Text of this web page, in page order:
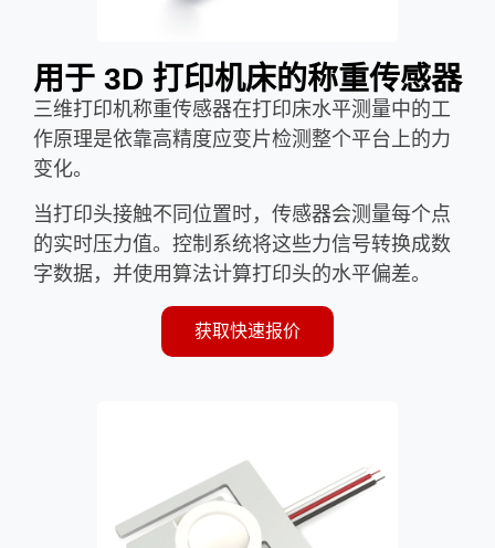
用于 3D 打印机床的称重传感器
三维打印机称重传感器在打印床水平测量中的工
作原理是依靠高精度应变片检测整个平台上的力
变化。
当打印头接触不同位置时，传感器会测量每个点
的实时压力值。控制系统将这些力信号转换成数
字数据，并使用算法计算打印头的水平偏差。
获取快速报价